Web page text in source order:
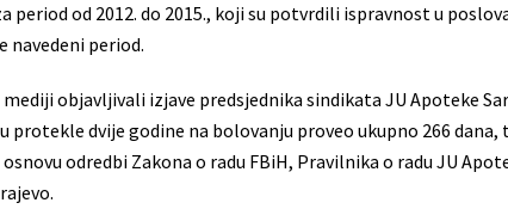
period od 2012. do 2015., koji su potvrdili ispravnost u
navedeni period.
objavljivali izjave predsjednika sindikata JU Apoteke
protekle dvije godine na bolovanju proveo ukupno 266 dana,
odredbi Zakona o radu FBiH, Pravilnika o radu JU